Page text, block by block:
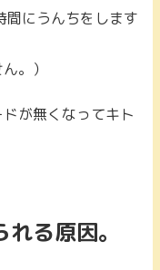
間にうんちをします
。）
が無くなってキト
る原因。